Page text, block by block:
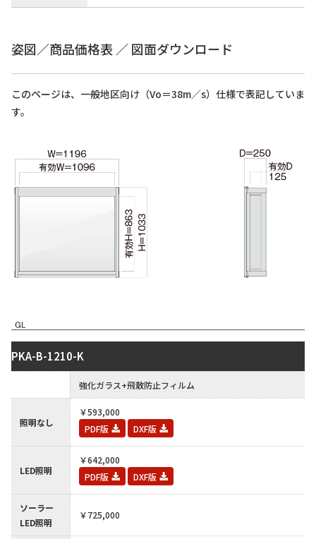
姿図／商品価格表 ／ 図面ダウンロード
このページは、一般地区向け（Vo＝38m／s）仕様で表記していま
す。
PKA-B-1210-K
強化ガラス+飛散防止フィルム
照明なし
￥593,000
PDF版
DXF版
LED照明
￥642,000
PDF版
DXF版
ソーラー
LED照明
￥725,000